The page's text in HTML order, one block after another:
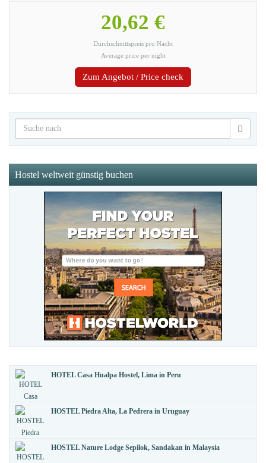
20,62 €
Durchschnittspreis pro Nacht
Average price per night
Zum Angebot / Price check
Hostel weltweit günstig buchen
HOTEL Casa Hualpa Hostel, Lima in Peru
HOSTEL Piedra Alta, La Pedrera in Uruguay
HOSTEL Nature Lodge Sepilok, Sandakan in Malaysia